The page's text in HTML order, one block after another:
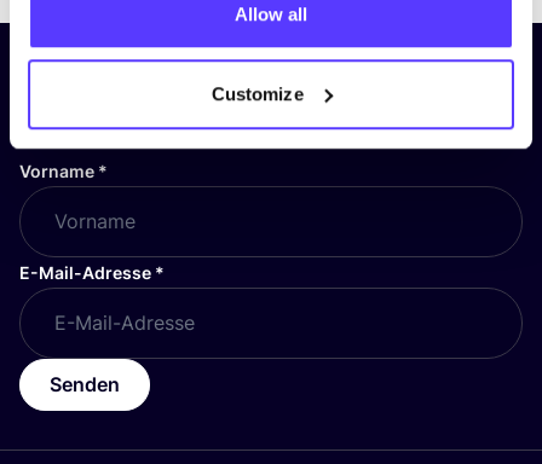
Allow all
Customize
Abonniere unseren Newsletter
und bleibe auf dem Laufenden!
Vorname *
E-Mail-Adresse *
Senden